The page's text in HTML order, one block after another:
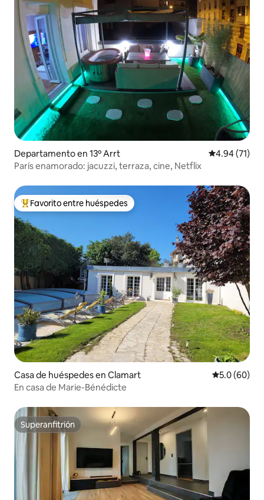
Departamento en 13º Arrt Calificación
4.94 (71)
París enamorado: jacuzzi, terraza, cine, Netflix
De los mejores en Favorito entre huéspedes
Favorito entre huéspedes
Casa de huéspedes en Clamart Calificación
5.0 (60)
En casa de Marie-Bénédicte
Superanfitrión
Superanfitrión